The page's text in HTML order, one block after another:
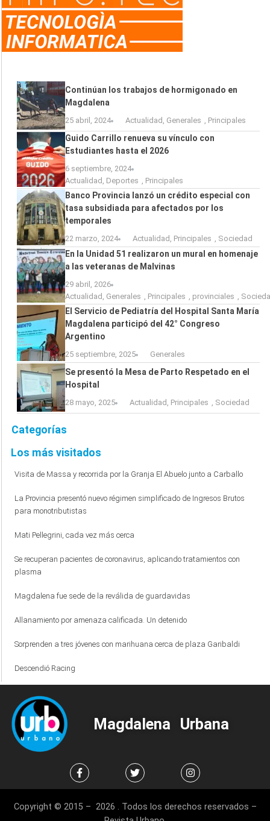
Continúan los trabajos de hormigonado en
Magdalena
25 abril, 2024 Actualidad , Generales , Principales
Guido Carrillo renueva su vínculo con
Estudiantes hasta el 2026
6 septiembre, 2024
Actualidad , Deportes , Principales
Banco Provincia lanzó un crédito especial con
tasa subsidiada para afectados por los
temporales
22 marzo, 2024 Actualidad , Principales , Sociedad
En la Unidad 51 realizaron un mural en homenaje
a las veteranas de Malvinas
29 abril, 2026
Actualidad , Generales , Principales , provinciales ,
El Servicio de Pediatría del Hospital Santa María
Magdalena participó del 42° Congreso
Argentino
25 septiembre, 2025 Generales
Se presentó la Mesa de Parto Respetado en el
Hospital
28 mayo, 2025 Actualidad , Principales , Sociedad
Categorías
Los más visitados
Visita de Massa y recorrida por la Granja El Abuelo junto a Carballo
La Provincia presentó nuevo régimen simplificado de Ingresos Brutos
para monotributistas
Mati Pellegrini, cada vez más cerca
Se recuperan pacientes de coronavirus, aplicando tratamientos con
plasma
Magdalena fue sede de la reválida de guardavidas
Allanamiento por amenaza calificada. Un detenido
Sorprenden a tres jóvenes con marihuana cerca de plaza Garibaldi
Descendió Racing
Magdalena Urbana
Copyright © 2015 – 2026 . Todos los derechos reservados –